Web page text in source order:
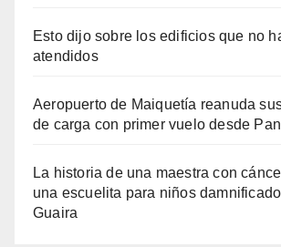
Esto dijo sobre los edificios que no
atendidos
Aeropuerto de Maiquetía reanuda
de carga con primer vuelo desde
La historia de una maestra con
una escuelita para niños
Guaira